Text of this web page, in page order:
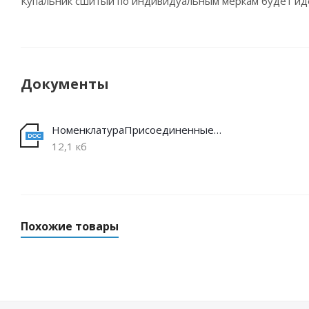
Документы
НоменклатураПрисоединенныеФайлы
12,1 кб
Похожие товары